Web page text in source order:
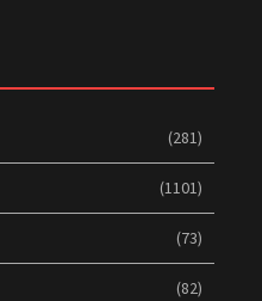
(281)
(1101)
(73)
(82)